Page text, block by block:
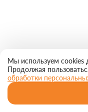
Мы используем cookies
Продолжая
обработки